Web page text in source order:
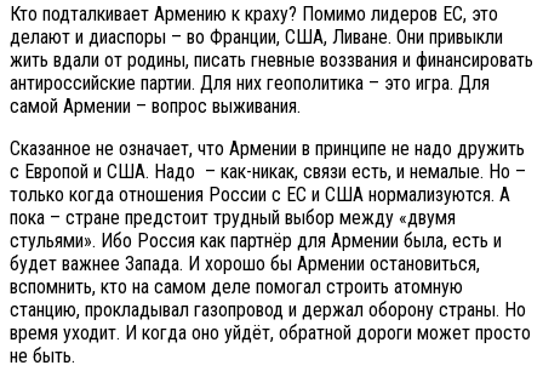
Кто подталкивает Армению к краху? Помимо лидеров ЕС, это
делают и диаспоры – во Франции, США, Ливане. Они привыкли
жить вдали от родины, писать гневные воззвания и финансировать
антироссийские партии. Для них геополитика – это игра. Для
самой Армении – вопрос выживания.
Сказанное не означает, что Армении в принципе не надо дружить
с Европой и США. Надо – как-никак, связи есть, и немалые. Но –
только когда отношения России с ЕС и США нормализуются. А
пока – стране предстоит трудный выбор между «двумя
стульями». Ибо Россия как партнёр для Армении была, есть и
будет важнее Запада. И хорошо бы Армении остановиться,
вспомнить, кто на самом деле помогал строить атомную
станцию, прокладывал газопровод и держал оборону страны. Но
время уходит. И когда оно уйдёт, обратной дороги может просто
не быть.